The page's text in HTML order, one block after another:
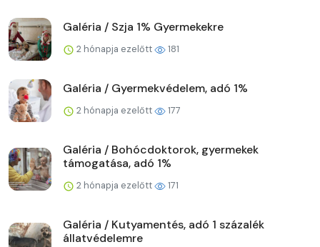
Galéria / Szja 1% Gyermekekre
2 hónapja ezelőtt 181
Galéria / Gyermekvédelem, adó 1%
2 hónapja ezelőtt 177
Galéria / Bohócdoktorok, gyermekek
támogatása, adó 1%
2 hónapja ezelőtt 171
Galéria / Kutyamentés, adó 1 százalék
állatvédelemre